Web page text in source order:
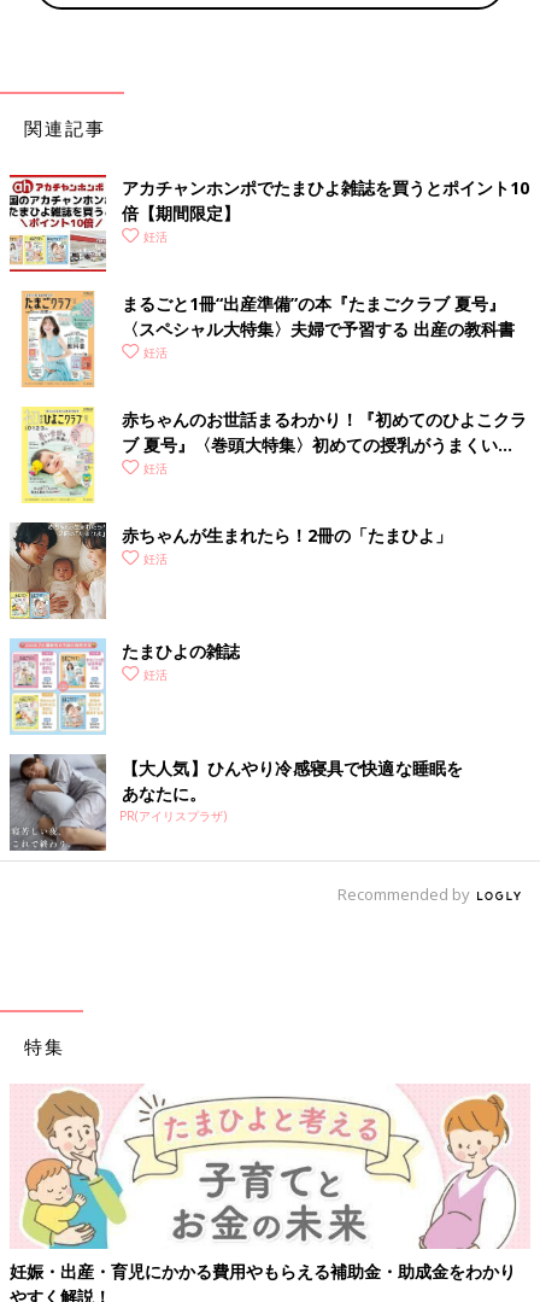
関連記事
アカチャンホンポでたまひよ雑誌を買うとポイント10
倍【期間限定】
妊活
まるごと1冊“出産準備”の本『たまごクラブ 夏号』
〈スペシャル大特集〉夫婦で予習する 出産の教科書
妊活
赤ちゃんのお世話まるわかり！『初めてのひよこクラ
ブ 夏号』〈巻頭大特集〉初めての授乳がうまくい
く！ おっぱい・ミルクの基本と夏のトラブル 解決テ
妊活
赤ちゃんが生まれたら！2冊の「たまひよ」
妊活
たまひよの雑誌
妊活
【大人気】ひんやり冷感寝具で快適な睡眠を
あなたに。
PR(アイリスプラザ)
Recommended by
特集
【ワクチン接種できるものも】妊婦の感染症対策、知っておいて！